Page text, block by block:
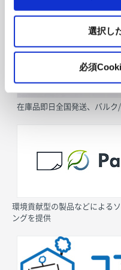
選択し
必須
在庫品即日全国発送、バルク
環境貢献型の製品などによる
ングを提供